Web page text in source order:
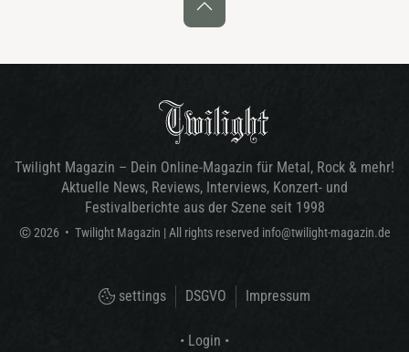
Twilight Magazin – Dein Online-Magazin für Metal, Rock & mehr!
Aktuelle News, Reviews, Interviews, Konzert- und
Festivalberichte aus der Szene seit 1998
© 2026 • Twilight Magazin | All rights reserved info@twilight-magazin.de
settings DSGVO Impressum
• Login •